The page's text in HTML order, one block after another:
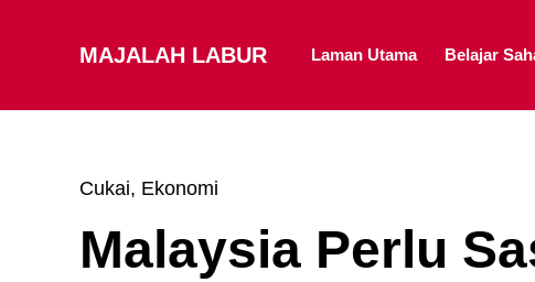
MAJALAH LABUR Laman Utama Belajar
Cukai, Ekonomi
Malaysia Perlu